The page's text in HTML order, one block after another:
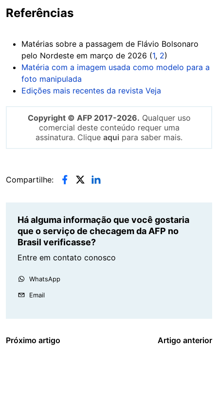
Referências
Matérias sobre a passagem de Flávio Bolsonaro
pelo Nordeste em março de 2026 (1, 2)
Matéria com a imagem usada como modelo para a
foto manipulada
Edições mais recentes da revista Veja
Copyright © AFP 2017-2026. Qualquer uso
comercial deste conteúdo requer uma
assinatura. Clique aqui para saber mais.
Compartilhe:
Há alguma informação que você gostaria
que o serviço de checagem da AFP no
Brasil verificasse?
Entre em contato conosco
WhatsApp
Email
Próximo artigo Artigo anterior